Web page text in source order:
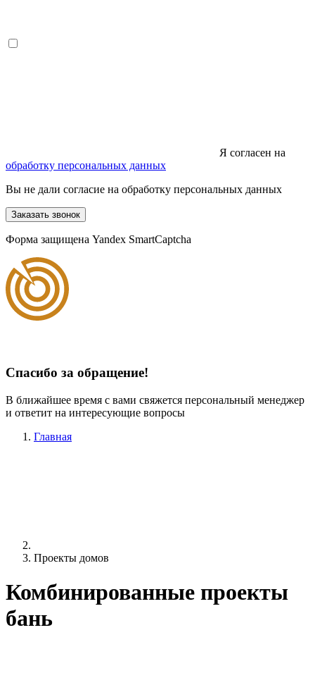
Я согласен на
обработку персональных данных
Вы не дали согласие на обработку персональных данных
Заказать звонок
Форма защищена Yandex SmartCaptcha
Спасибо за обращение!
В ближайшее время с вами свяжется персональный менеджер
и ответит на интересующие вопросы
Главная
Проекты домов
Комбинированные проекты
бань